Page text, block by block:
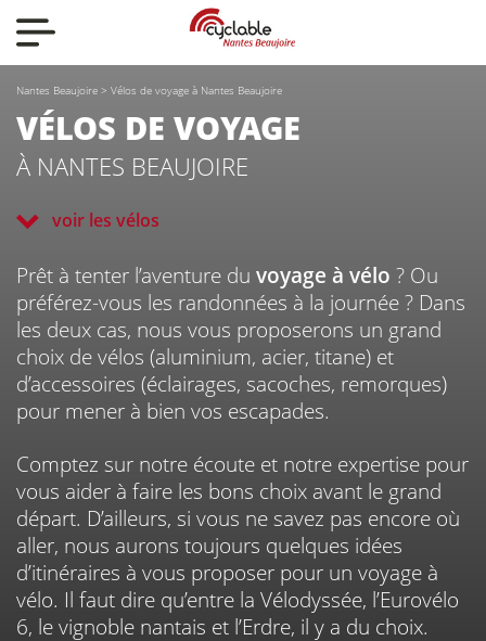
Nos actualités
Nos vélos
Nous contacter
CYCLABLE
À NANTES BEAUJOIRE
VÉLOS DE VOYAGE
À NANTES BEAUJOIRE
Prêt à tenter l’aventure du voyage à vélo ? Ou
préférez-vous les randonnées à la journée ? Dans
les deux cas, nous vous proposerons un grand
choix de vélos (aluminium, acier, titane) et
d’accessoires (éclairages, sacoches, remorques)
pour mener à bien vos escapades.
Comptez sur notre écoute et notre expertise pour
vous aider à faire les bons choix avant le grand
départ. D’ailleurs, si vous ne savez pas encore où
aller, nous aurons toujours quelques idées
d’itinéraires à vous proposer pour un voyage à
vélo. Il faut dire qu’entre la Vélodyssée, l’Eurovélo
6, le vignoble nantais et l’Erdre, il y a du choix.
voir les vélos
Nantes Beaujoire > Vélos de voyage à Nantes Beaujoire